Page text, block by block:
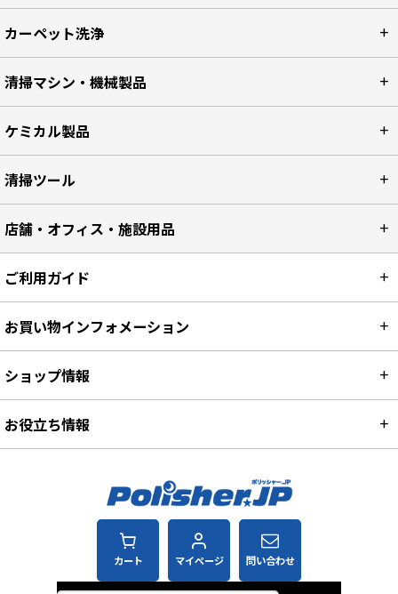
カーペット洗浄
清掃マシン・機械製品
ケミカル製品
清掃ツール
店舗・オフィス・施設用品
カート マイページ 問い合わせ
ご利用ガイド
お買い物インフォメーション
ショップ情報
お役立ち情報